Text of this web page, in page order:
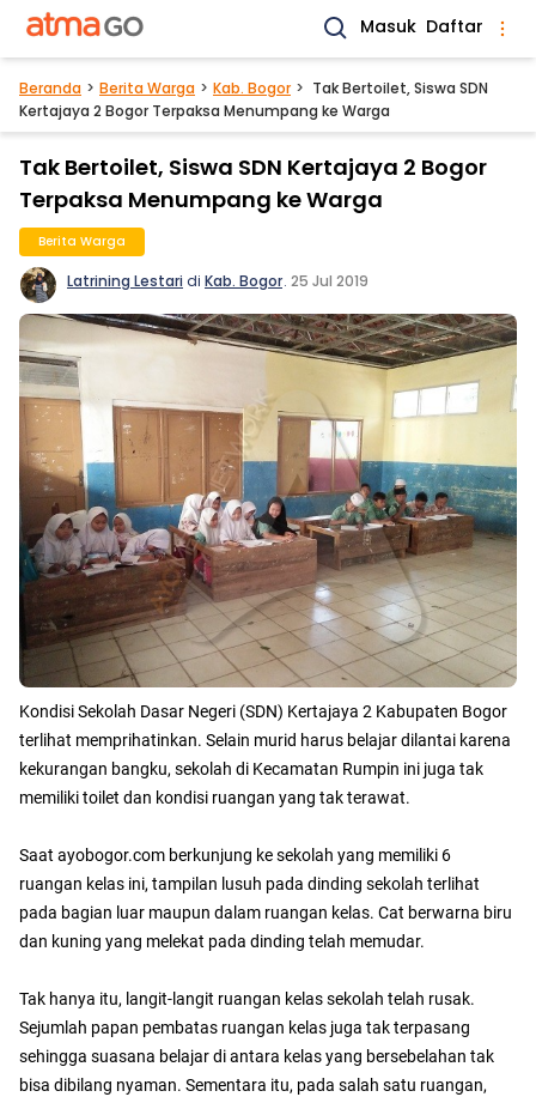
Masuk Daftar
Beranda Berita Warga Kab. Bogor
Tak Bertoilet, Siswa SDN
Kertajaya 2 Bogor Terpaksa Menumpang ke Warga
Tak Bertoilet, Siswa SDN Kertajaya 2 Bogor
Terpaksa Menumpang ke Warga
Berita Warga
Latrining Lestaridi Kab. Bogor. 25 Jul 2019
Kondisi Sekolah Dasar Negeri (SDN) Kertajaya 2 Kabupaten Bogor
terlihat memprihatinkan. Selain murid harus belajar dilantai karena
kekurangan bangku, sekolah di Kecamatan Rumpin ini juga tak
memiliki toilet dan kondisi ruangan yang tak terawat.
Saat ayobogor.com berkunjung ke sekolah yang memiliki 6
ruangan kelas ini, tampilan lusuh pada dinding sekolah terlihat
pada bagian luar maupun dalam ruangan kelas. Cat berwarna biru
dan kuning yang melekat pada dinding telah memudar.
Tak hanya itu, langit-langit ruangan kelas sekolah telah rusak.
Sejumlah papan pembatas ruangan kelas juga tak terpasang
sehingga suasana belajar di antara kelas yang bersebelahan tak
bisa dibilang nyaman. Sementara itu, pada salah satu ruangan,